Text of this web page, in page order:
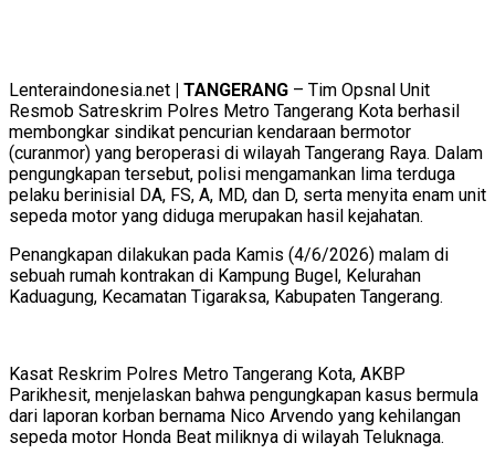
Lenteraindonesia.net | TANGERANG – Tim Opsnal Unit
Resmob Satreskrim Polres Metro Tangerang Kota berhasil
membongkar sindikat pencurian kendaraan bermotor
(curanmor) yang beroperasi di wilayah Tangerang Raya. Dalam
pengungkapan tersebut, polisi mengamankan lima terduga
pelaku berinisial DA, FS, A, MD, dan D, serta menyita enam unit
sepeda motor yang diduga merupakan hasil kejahatan.
Penangkapan dilakukan pada Kamis (4/6/2026) malam di
sebuah rumah kontrakan di Kampung Bugel, Kelurahan
Kaduagung, Kecamatan Tigaraksa, Kabupaten Tangerang.
Kasat Reskrim Polres Metro Tangerang Kota, AKBP
Parikhesit, menjelaskan bahwa pengungkapan kasus bermula
dari laporan korban bernama Nico Arvendo yang kehilangan
sepeda motor Honda Beat miliknya di wilayah Teluknaga.